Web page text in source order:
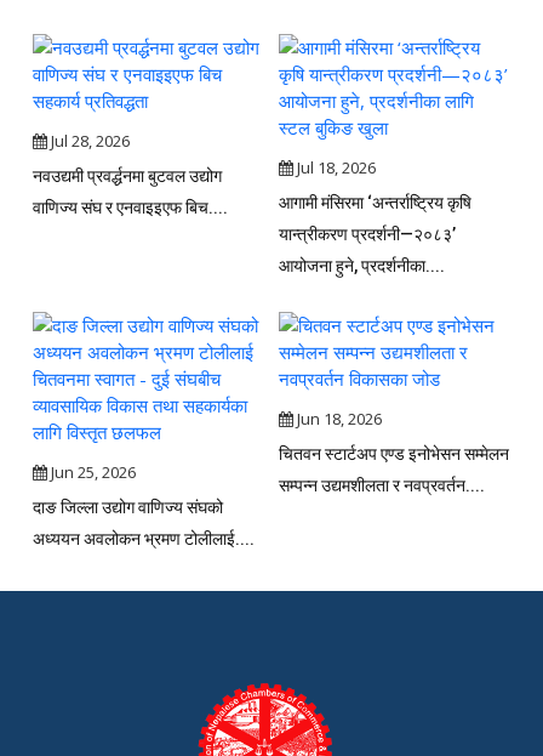
Jul 28, 2026
नवउद्यमी प्रवर्द्धनमा बुटवल उद्योग
वाणिज्य संघ र एनवाइइएफ बिच....
Jul 18, 2026
आगामी मंसिरमा ‘अन्तर्राष्ट्रिय कृषि
यान्त्रीकरण प्रदर्शनी—२०८३’
आयोजना हुने, प्रदर्शनीका....
Jun 25, 2026
दाङ जिल्ला उद्योग वाणिज्य संघको
अध्ययन अवलोकन भ्रमण टोलीलाई....
Jun 18, 2026
चितवन स्टार्टअप एण्ड इनोभेसन सम्मेलन
सम्पन्न उद्यमशीलता र नवप्रवर्तन....